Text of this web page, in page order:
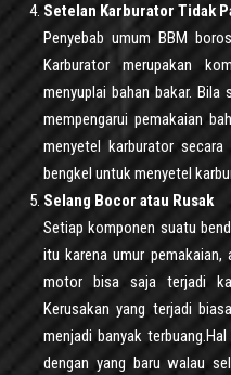
Setelan Karburator Tidak
Penyebab umum BBM
Karburator merupakan
menyuplai bahan bakar.
mempengarui pemakaian
menyetel karburator
bengkel untuk menyetel
Selang Bocor atau Rusak
Setiap komponen suatu
itu karena umur
motor bisa saja terjadi
Kerusakan yang terjadi
menjadi banyak
dengan yang baru walau